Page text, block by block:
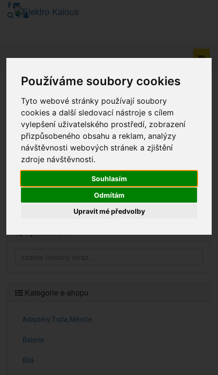
Používáme soubory cookies
Tyto webové stránky používají soubory
cookies a další sledovací nástroje s cílem
vylepšení uživatelského prostředí, zobrazení
přizpůsobeného obsahu a reklam, analýzy
návštěvnosti webových stránek a zjištění
zdroje návštěvnosti.
Souhlasím
Odmítám
Upravit mé předvolby
Vážení zákazníci, v tuto chvíli je Náš internetový obchod v
režimu Katalogu. Objednávky on-line nyní nelze vyřídit.
Děkujeme za pochopení.
Výprodej
Vyhledávání
Kategorie e-shopu
Adaptéry,Trafa,Měniče
Baterie
Bílá